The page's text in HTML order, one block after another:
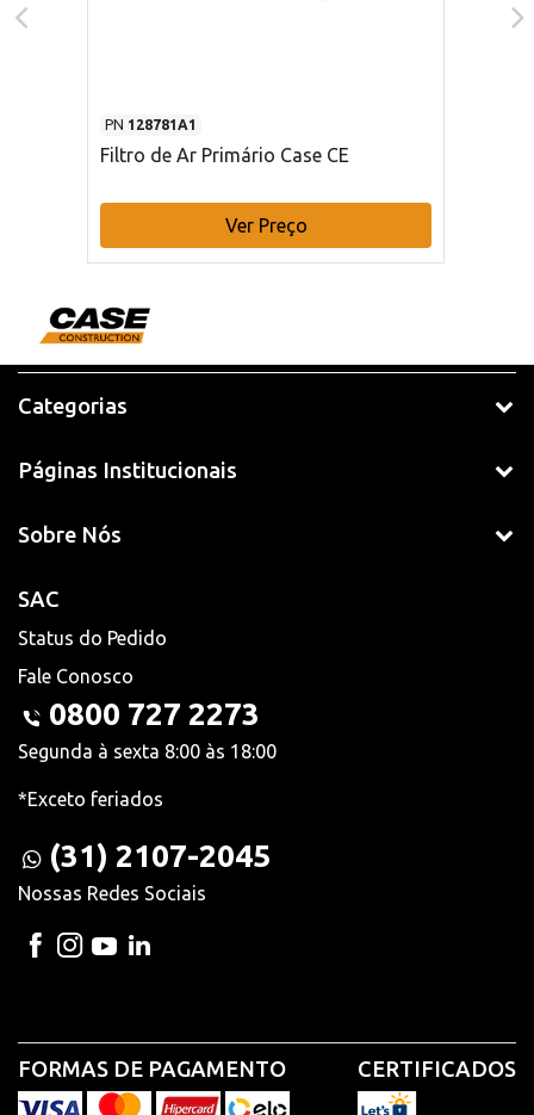
PN 128781A1
Filtro de Ar Primário Case CE
Ver Preço
Categorias
Páginas Institucionais
Sobre Nós
SAC
Status do Pedido
Fale Conosco
0800 727 2273
Segunda à sexta 8:00 às 18:00
*Exceto feriados
(31) 2107-2045
Nossas Redes Sociais
FORMAS DE PAGAMENTO CERTIFICADOS